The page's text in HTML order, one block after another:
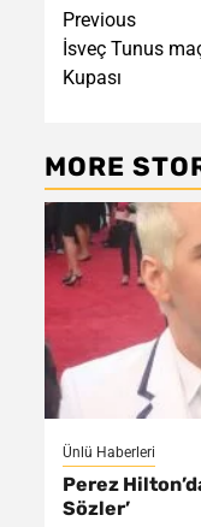
Post
Previous
İsveç Tunus
Kupası
MORE
Ünlü Haberleri
Perez
Sözler’